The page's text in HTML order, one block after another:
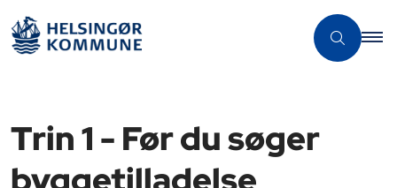
Trin 1 - Før du søger